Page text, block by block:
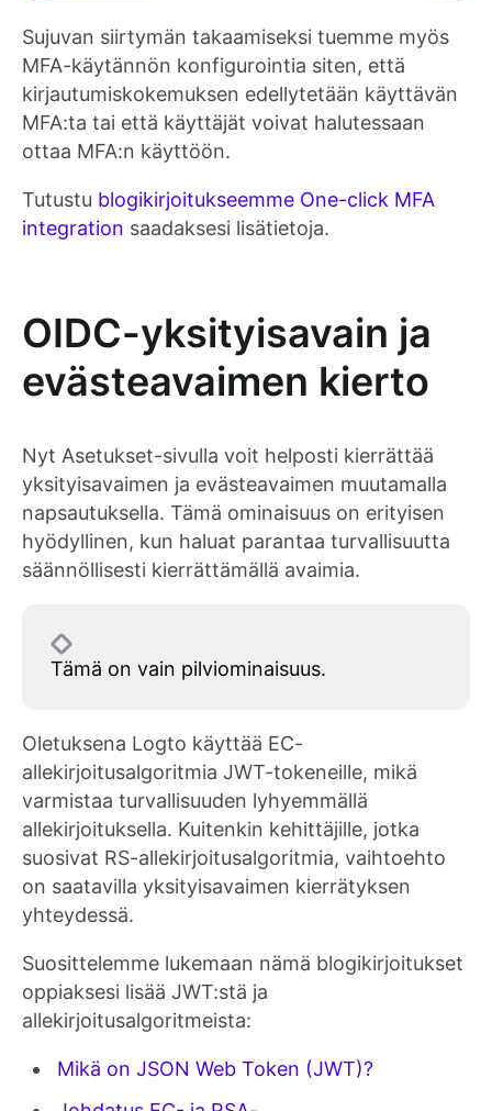
Sujuvan siirtymän takaamiseksi tuemme myös
MFA-käytännön konfigurointia siten, että
kirjautumiskokemuksen edellytetään käyttävän
MFA:ta tai että käyttäjät voivat halutessaan
ottaa MFA:n käyttöön.
Tutustu blogikirjoitukseemme One-click MFA
integration saadaksesi lisätietoja.
OIDC-yksityisavain ja
evästeavaimen kierto
Nyt Asetukset-sivulla voit helposti kierrättää
yksityisavaimen ja evästeavaimen muutamalla
napsautuksella. Tämä ominaisuus on erityisen
hyödyllinen, kun haluat parantaa turvallisuutta
säännöllisesti kierrättämällä avaimia.
Tämä on vain pilviominaisuus.
Oletuksena Logto käyttää EC-
allekirjoitusalgoritmia JWT-tokeneille, mikä
varmistaa turvallisuuden lyhyemmällä
allekirjoituksella. Kuitenkin kehittäjille, jotka
suosivat RS-allekirjoitusalgoritmia, vaihtoehto
on saatavilla yksityisavaimen kierrätyksen
yhteydessä.
Suosittelemme lukemaan nämä blogikirjoitukset
oppiaksesi lisää JWT:stä ja
allekirjoitusalgoritmeista:
Mikä on JSON Web Token (JWT)?